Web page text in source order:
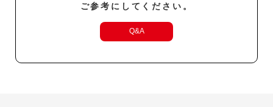
ご参考にしてください。
Q&A